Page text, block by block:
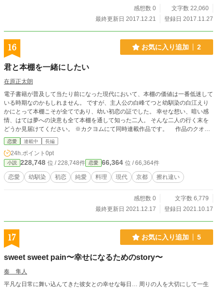
感想数 0
文字数 22,060
最終更新日 2017.12.21
登録日 2017.11.27
16 お気に入り追加 2
君と本棚を一緒にしたい
在原正太朗
電子書籍が普及して当たり前になった現代において、本棚の価値は一番低迷して
いる時期なのかもしれません。 ですが、主人公の白峰てつと幼馴染の白江えり
かにとって本棚こそが全てであり、幼い初恋の証でした。 幸せな想い、暗い感
情、はては夢への決意も全て本棚を通して知った二人。 そんな二人の行く末を
どうか見届けてください。 ※カクヨムにて同時連載作品です。 作品のクオリ
ティー維持のため不定期連載となります。
恋愛 連載中 長編
24h.ポイント 0pt
小説 228,748 位 / 228,748件 恋愛 66,364 位 / 66,364件
恋愛 幼馴染 初恋 純愛 料理 現代 京都 擦れ違い
感想数 0
文字数 6,779
最終更新日 2021.12.17
登録日 2021.10.17
17 お気に入り追加 5
sweet sweet pain〜幸せになるためのstory〜
奏 隼人
平凡な日常に舞い込んてきた彼女との幸せな毎日… 周りの人を大切にして一生